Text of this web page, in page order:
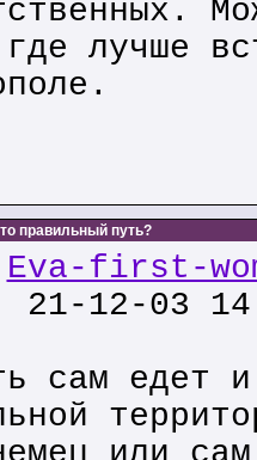
лучше
правильный путь?
Eva-first-
12-03
сам едет и